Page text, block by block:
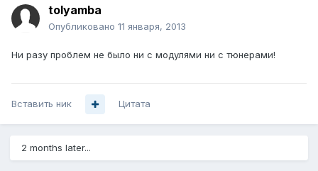
tolyamba
Опубликовано 11 января, 2013
Ни разу проблем не было ни с модулями ни с тюнерами!
Вставить ник Цитата
2 months later...